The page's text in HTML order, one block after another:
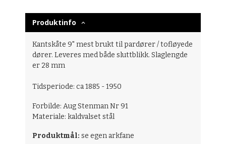
Produktinfo
Kantskåte 9" mest brukt til pardører / tofløyede
dører. Leveres med både sluttblikk. Slaglengde
er 28 mm
Tidsperiode: ca 1885 - 1950
Forbilde: Aug Stenman Nr 91
Materiale: kaldvalset stål
Produktmål: se egen arkfane